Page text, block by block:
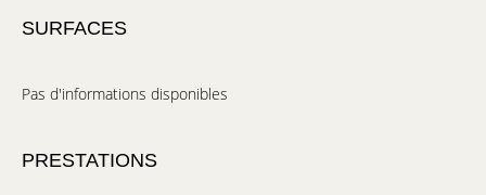
SURFACES
Pas d'informations disponibles
PRESTATIONS